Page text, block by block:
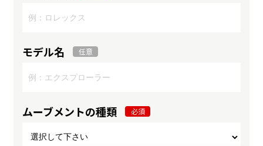
モデル名 任意
ムーブメントの種類 必須